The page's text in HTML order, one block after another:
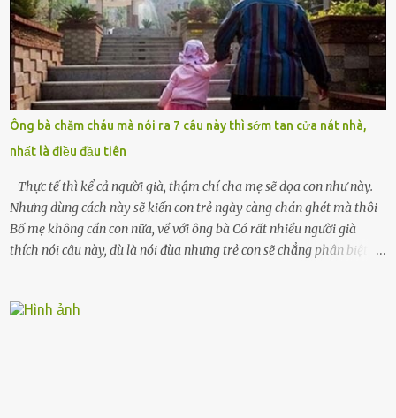
khóc lóc,” anh ta gằn giọng, đẩy mạnh cánh cửa trước mặt tôi.
Tiếng cánh cửa đóng lại, vang lên như một bản án lạnh lùng. Tôi
đứng chết lặng giữa cơn mưa, không biết đi đâu, về đâu. Bố mẹ tôi
mất sớm. Tôi chẳng có anh chị em. Họ hàng cũng thưa thớt, chẳng
ai thân thiết đến mức có thể mở lòng cho tôi tá túc. Bạn bè? Ai cũng
bận rộn với gia đình riêng của họ. Tôi đã từng đặt cược cả thanh
xuân vào người chồng ấy – và giờ, tôi chỉ còn lại chính mình. Tôi lên
chiếc xe buýt cuối ngày, trốn chạy khỏi thành phố và nỗi đau. Tôi v...
Ông bà chăm cháu mà nói ra 7 câu này thì sớm tan cửa nát nhà,
nhất là điều đầu tiên
Thực tế thì kể cả người già, thậm chí cha mẹ sẽ dọa con như này.
Nhưng dùng cách này sẽ kiến con trẻ ngày càng chán ghét mà thôi
Bố mẹ không cần con nữa, về với ông bà Có rất nhiều người già
thích nói câu này, dù là nói đùa nhưng trẻ con sẽ chẳng phân biệt
khuyên nhủ con thật cẩn thận. Nếu cháu không nghe lời, cảnh sát